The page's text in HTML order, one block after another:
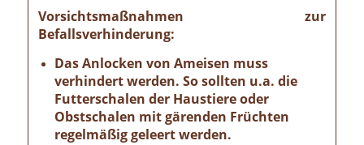
Vorsichtsmaßnahmen zur
Befallsverhinderung:
Das Anlocken von Ameisen muss
verhindert werden. So sollten u.a. die
Futterschalen der Haustiere oder
Obstschalen mit gärenden Früchten
regelmäßig geleert werden.